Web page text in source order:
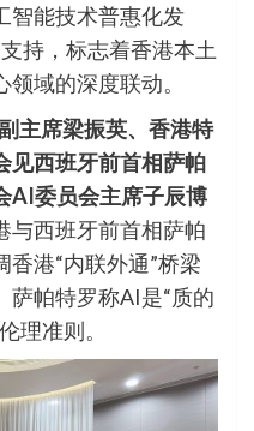
智能技术普惠化发
持，标志着香港本土
域的深度联动。
主席梁振英、香港特
见西班牙前首相萨帕
AI委员会主席子辰博
与西班牙前首相萨帕
港“内联外通”桥梁
萨帕特罗称AI是“质的
理准则。